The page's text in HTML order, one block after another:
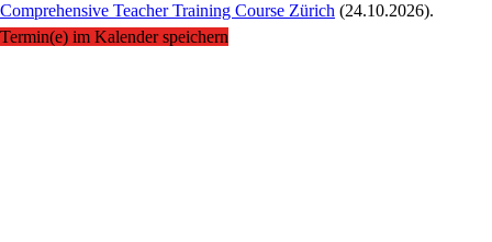
Comprehensive Teacher Training Course Zürich (24.10.2026).
Termin(e) im Kalender speichern